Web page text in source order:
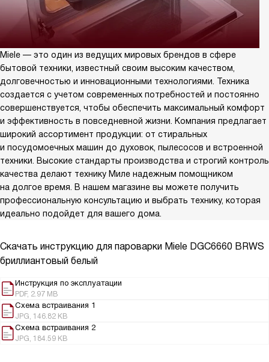
Miele — это один из ведущих мировых брендов в сфере
бытовой техники, известный своим высоким качеством,
долговечностью и инновационными технологиями. Техника
создается с учетом современных потребностей и постоянно
совершенствуется, чтобы обеспечить максимальный комфорт
и эффективность в повседневной жизни. Компания предлагает
широкий ассортимент продукции: от стиральных
и посудомоечных машин до духовок, пылесосов и встроенной
техники. Высокие стандарты производства и строгий контроль
качества делают технику Миле надежным помощником
на долгое время. В нашем магазине вы можете получить
профессиональную консультацию и выбрать технику, которая
идеально подойдет для вашего дома.
Скачать инструкцию для пароварки Miele DGC6660 BRWS
бриллиантовый белый
Инструкция по эксплуатации
PDF, 2.97 MB
Схема встраивания 1
JPG, 146.82 KB
Схема встраивания 2
JPG, 184.59 KB